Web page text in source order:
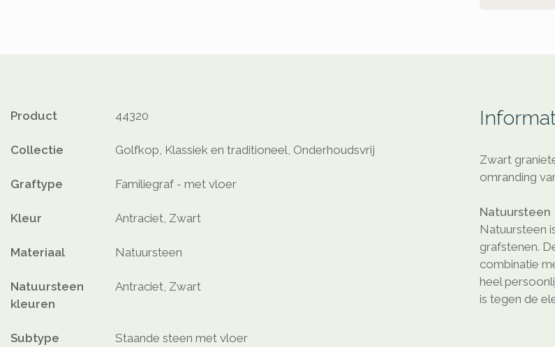
Product 44320
Collectie Golfkop, Klassiek en traditioneel, Onderhoudsvrij
Graftype Familiegraf - met vloer
Kleur Antraciet, Zwart
Materiaal Natuursteen
Natuursteen
kleuren
Antraciet, Zwart
Subtype Staande steen met vloer
Zwart
omranding
Natuursteen
Natuursteen
grafstenen.
combinatie
heel
is tegen de